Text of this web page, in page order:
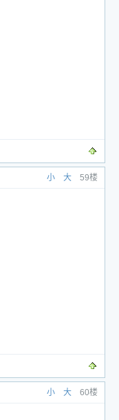
小 大 59楼
小 大 60楼